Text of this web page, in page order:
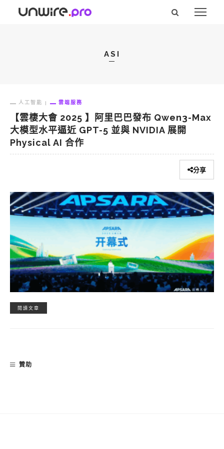
ASI
人工智能 雲端服務
【雲棲大會 2025 】阿里巴巴發布 Qwen3-Max
大模型水平逼近 GPT-5 並與 NVIDIA 展開
Physical AI 合作
分享
閱讀文章
贊助